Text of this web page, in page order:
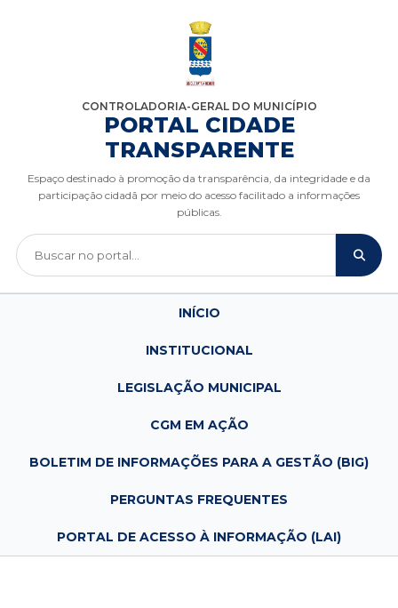
CONTROLADORIA-GERAL DO MUNICÍPIO
PORTAL CIDADE
TRANSPARENTE
Espaço destinado à promoção da transparência, da integridade e da
participação cidadã por meio do acesso facilitado a informações
públicas.
INÍCIO
INSTITUCIONAL
LEGISLAÇÃO MUNICIPAL
CGM EM AÇÃO
BOLETIM DE INFORMAÇÕES PARA A GESTÃO (BIG)
PERGUNTAS FREQUENTES
PORTAL DE ACESSO À INFORMAÇÃO (LAI)